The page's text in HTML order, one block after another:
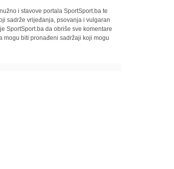
i stavove portala SportSport.ba te
sadrže vrijeđanja, psovanja i vulgaran
SportSport.ba da obriše sve komentare
mogu biti pronađeni sadržaji koji mogu